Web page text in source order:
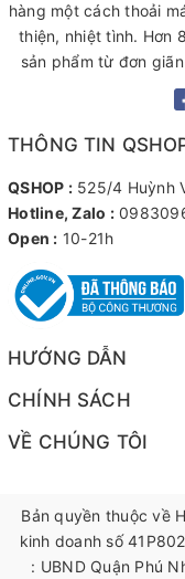
hàng một cách thoải
thiện, nhiệt tình. Hơn
sản phẩm từ đơn
THÔNG TIN
QSHOP : 525/4 Huỳnh
Hotline, Zalo :
Open : 10-21h
HƯỚNG DẪN
CHÍNH SÁCH
VỀ CHÚNG TÔI
Bản quyền thuộc về
kinh doanh số
: UBND Quận Phú